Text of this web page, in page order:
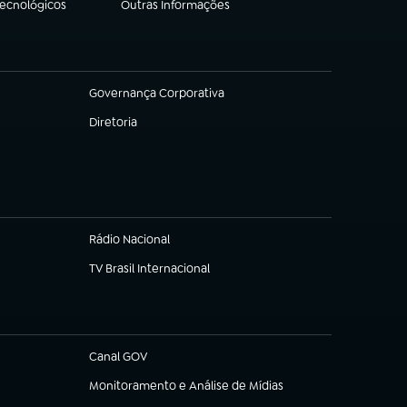
Outras Informações
(abre em nova aba)
Governança Corporativa
(abre em nova aba)
Diretoria
(abre em nova aba)
Rádio Nacional
TV Brasil Internacional
(abre em nova aba)
Canal GOV
(abre em nova aba)
Monitoramento e Análise de Mídias
(abre em nova aba)